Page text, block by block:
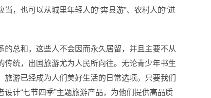
，也可以从城里年轻人的“奔县游”、农村人的“进
总和，这些人不会因而永久居留，并且主要不从
统，出国旅游尤为人民所向往。无论青少年书生
游已经成为人们美好生活的日常选项。只要我们
计“七节四季”主题旅游产品，为他们提供高品质